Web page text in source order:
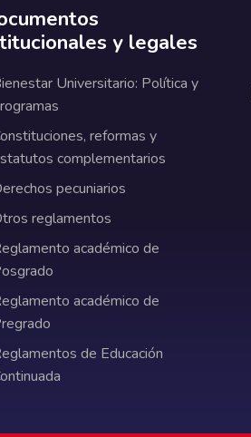
y legales
Universitario: Política y
reformas y
complementarios
pecuniarios
reglamentos
académico de
académico de
de Educación